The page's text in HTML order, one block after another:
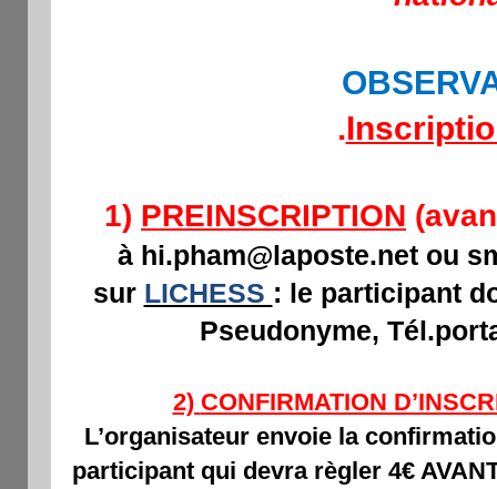
.
1) PREINSCRIPTION (
à hi.pham@laposte.net ou
sur LICHESS : le participant
Pseudonyme,
2) CONFIRMATION
L’organisateur envoie la
participant qui devra règler 4€